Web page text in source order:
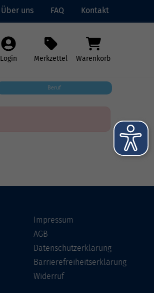
Über uns FAQ Kontakt
Login Merkzettel Warenkorb
Beruf
Impressum
AGB
Datenschutzerklärung
Barrierefreiheitserklärung
Widerruf